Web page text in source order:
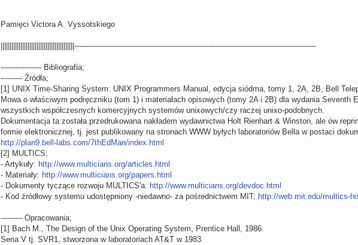
Pamięci Victora A. Vyssotskiego
|||||||||||||||||||||||||||||||||||||||||-----------------------------------------------------------------------------------------------------
----------------- Bibliografia;
--------- Źródła;
[1] UNIX Time-Sharing System: UNIX Programmers Manual, edycja siódma, tomy 1, 2A, 2B, Bell
Mowa o właściwym podręczniku (tom 1) i materiałach opisowych (tomy 2A i 2B) dla wydania
wszystkich współczesnych komercyjnych systemów unixowych/czy raczej unixo-podobnych.
Dokumentacja ta została przedrukowana nakładem wydawnictwa Holt Rienhart & Winston, ale ów
formie elektronicznej, tj. jest publikowany na stronach WWW byłych laboratoriów Bella w postaci
http://plan9.bell-labs.com/7thEdMan/index.html
[2] MULTICS;
- Artykuły: http://www.multicians.org/articles.html
- Materiały: http://www.multicians.org/papers.html
- Dokumenty tyczące rozwoju MULTICS'a: http://www.multicians.org/devdoc.html
- Kod źródłowy systemu udostępniony -niedawno- za pośrednictwem MIT; http://web.mit.edu/multics-
--------- Opracowania;
[1] Bach M., The Design of the Unix Operating System, Prentice Hall, 1986.
Seria V tj. SVR1, stworzona w laboratoriach AT&T w 1983.